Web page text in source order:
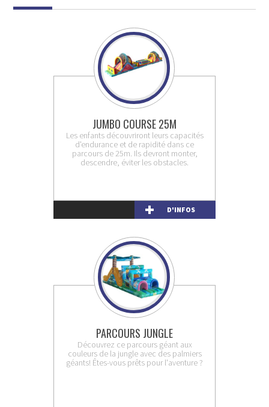
JUMBO COURSE 25M
Les enfants découvriront leurs capacités
d'endurance et de rapidité dans ce
parcours de 25m. Ils devront monter,
descendre, éviter les obstacles.
D'INFOS
PARCOURS JUNGLE
Découvrez ce parcours géant aux
couleurs de la jungle avec des palmiers
géants! Êtes-vous prêts pour l'aventure ?